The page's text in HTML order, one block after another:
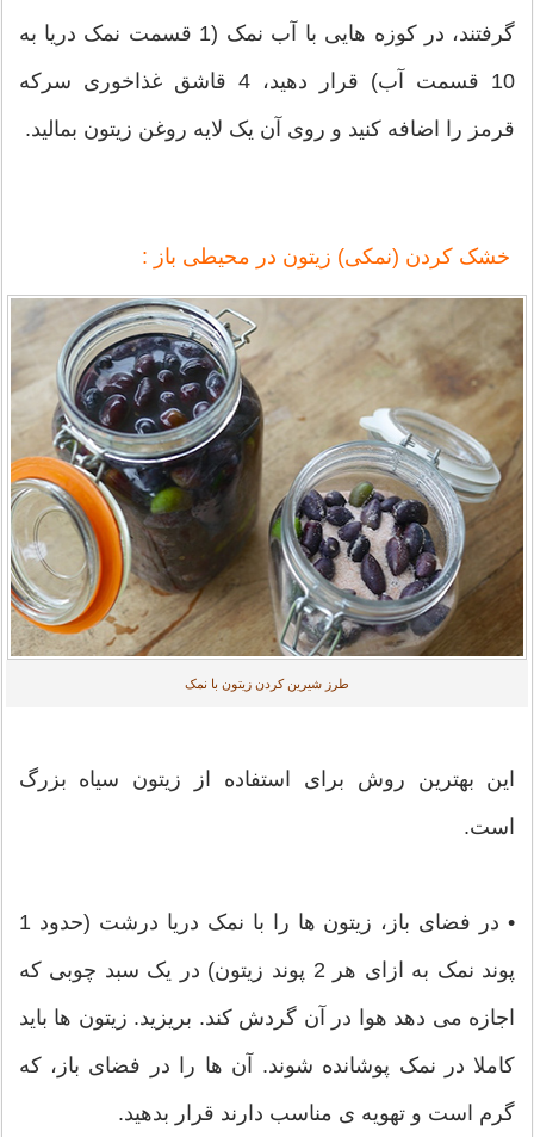
گرفتند، در کوزه هایی با آب نمک (1 قسمت نمک دریا به
10 قسمت آب) قرار دهید، 4 قاشق غذاخوری سرکه
قرمز را اضافه کنید و روی آن یک لایه روغن زیتون بمالید.
خشک کردن (نمکی) زیتون در محیطی باز :
طرز شیرین کردن زیتون با نمک
این بهترین روش برای استفاده از زیتون سیاه بزرگ
است.
• در فضای باز، زیتون ها را با نمک دریا درشت (حدود 1
پوند نمک به ازای هر 2 پوند زیتون) در یک سبد چوبی که
اجازه می دهد هوا در آن گردش کند. بریزید. زیتون ها باید
کاملا در نمک پوشانده شوند. آن ها را در فضای باز، که
گرم است و تهویه ی مناسب دارند قرار بدهید.